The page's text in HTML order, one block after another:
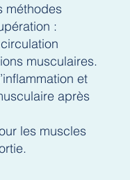
méthodes
:
musculaires.
et
après
les muscles